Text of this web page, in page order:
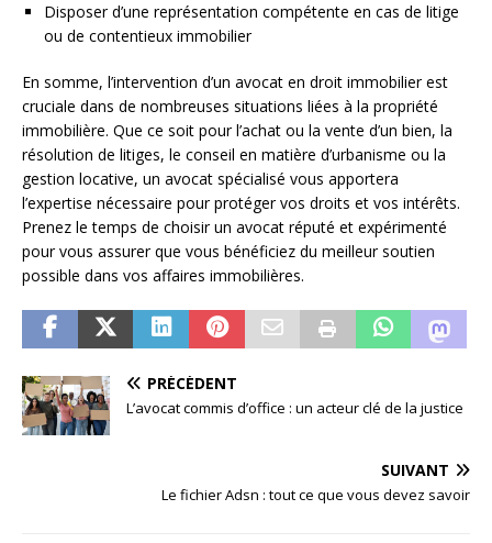
Disposer d’une représentation compétente en cas de litige
ou de contentieux immobilier
En somme, l’intervention d’un avocat en droit immobilier est
cruciale dans de nombreuses situations liées à la propriété
immobilière. Que ce soit pour l’achat ou la vente d’un bien, la
résolution de litiges, le conseil en matière d’urbanisme ou la
gestion locative, un avocat spécialisé vous apportera
l’expertise nécessaire pour protéger vos droits et vos intérêts.
Prenez le temps de choisir un avocat réputé et expérimenté
pour vous assurer que vous bénéficiez du meilleur soutien
possible dans vos affaires immobilières.
PRÉCÉDENT
L’avocat commis d’office : un acteur clé de la justice
SUIVANT
Le fichier Adsn : tout ce que vous devez savoir